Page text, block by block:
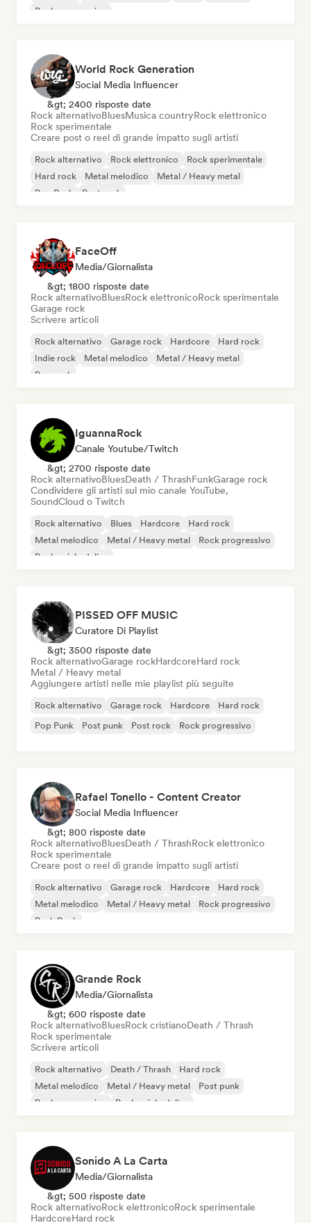
Rock progressivo
World Rock Generation
Social Media Influencer
&gt; 2400 risposte date
Rock alternativoBluesMusica countryRock elettronico
Rock sperimentale
Creare post o reel di grande impatto sugli artisti
Rock alternativo Rock elettronico
Rock sperimentale
Hard rock
Metal melodico
Metal / Heavy metal
Pop Punk
Post rock
FaceOff
Media/Giornalista
&gt; 1800 risposte date
Rock alternativoBluesRock elettronicoRock sperimentale
Garage rock
Scrivere articoli
Rock alternativo Garage rock Hardcore
Hard rock
Indie rock
Metal melodico
Metal / Heavy metal
Pop rock
IguannaRock
Canale Youtube/Twitch
&gt; 2700 risposte date
Rock alternativoBluesDeath / ThrashFunkGarage rock
Condividere gli artisti sul mio canale YouTube,
SoundCloud o Twitch
Rock alternativo Blues Hardcore
Hard rock
Metal melodico
Metal / Heavy metal
Rock progressivo
Rock psichedelico
PISSED OFF MUSIC
Curatore Di Playlist
&gt; 3500 risposte date
Rock alternativoGarage rockHardcoreHard rock
Metal / Heavy metal
Aggiungere artisti nelle mie playlist più seguite
Rock alternativo Garage rock Hardcore
Hard rock
Pop Punk
Post punk Post rock Rock progressivo
Rafael Tonello - Content Creator
Social Media Influencer
&gt; 800 risposte date
Rock alternativoBluesDeath / ThrashRock elettronico
Rock sperimentale
Creare post o reel di grande impatto sugli artisti
Rock alternativo Garage rock Hardcore
Hard rock
Metal melodico
Metal / Heavy metal
Rock progressivo
Punk Rock
Grande Rock
Media/Giornalista
&gt; 600 risposte date
Rock alternativoBluesRock cristianoDeath / Thrash
Rock sperimentale
Scrivere articoli
Rock alternativo Death / Thrash
Hard rock
Metal melodico
Metal / Heavy metal
Post punk
Rock progressivo
Rock psichedelico
Sonido A La Carta
Media/Giornalista
&gt; 500 risposte date
Rock alternativoRock elettronicoRock sperimentale
HardcoreHard rock